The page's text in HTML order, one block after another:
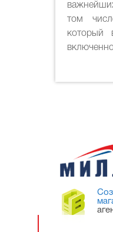
том
который